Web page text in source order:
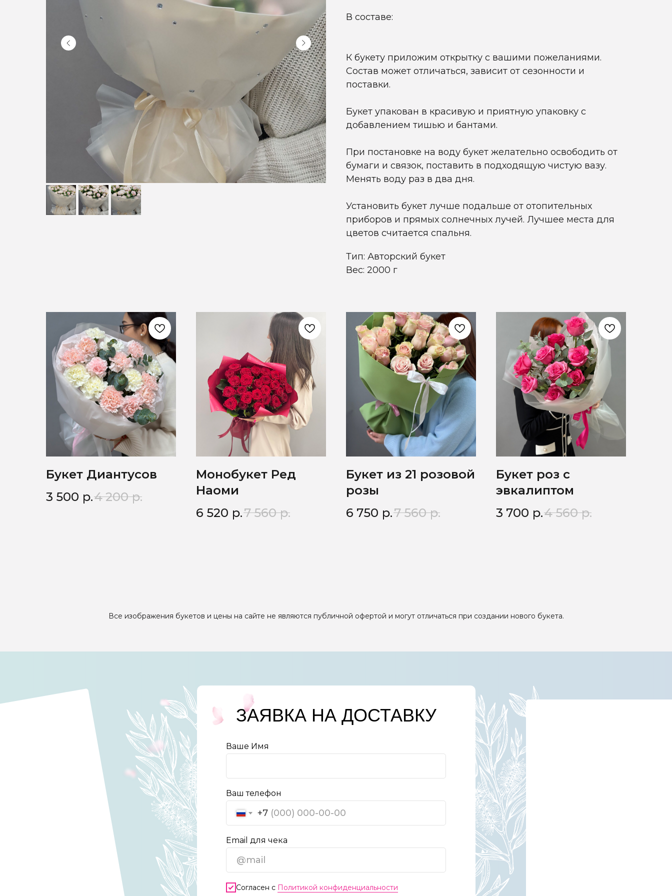
В составе:
К букету приложим открытку с вашими пожеланиями.
Состав может отличаться, зависит от сезонности и
поставки.
Букет упакован в красивую и приятную упаковку с
добавлением тишью и бантами.
При постановке на воду букет желательно освободить от
бумаги и связок, поставить в подходящую чистую вазу.
Менять воду раз в два дня.
Установить букет лучше подальше от отопительных
приборов и прямых солнечных лучей. Лучшее места для
цветов считается спальня.
Тип: Авторский букет
Вес: 2000 г
Букет Диантусов
3 500 р.4 200 р.
Монобукет Ред
Наоми
6 520 р.7 560 р.
Букет из 21 розовой
розы
6 750 р.7 560 р.
Букет роз с
эвкалиптом
3 700 р.4 560 р.
Все изображения букетов и цены на сайте не являются публичной офертой и могут отличаться при создании нового букета.
Ваше Имя
Ваш телефон
+7
Email для чека
Согласен с Политикой конфиденциальности
ЗАЯВКА НА ДОСТАВКУ